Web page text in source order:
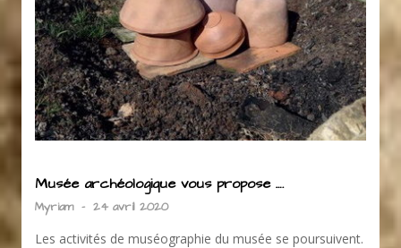
Musée archéologique vous propose ….
Myriam - 24 avril 2020
Les activités de muséographie du musée se poursuivent.